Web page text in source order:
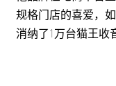
规格门店的喜爱，
消纳了1万台猫王收